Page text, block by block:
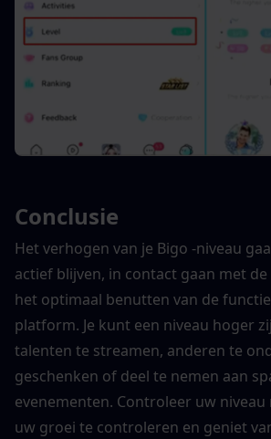
Conclusie
Het verhogen van je Bigo -niveau
actief blijven, in contact gaan met
het optimaal benutten van de
platform. Je kunt een niveau hoger
talenten te streamen, anderen te
geschenken of deel te nemen aan
evenementen. Controleer uw
uw groei te controleren en geniet